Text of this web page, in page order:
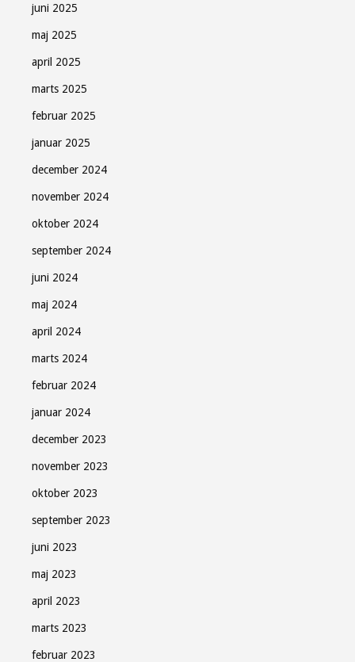
juni 2025
maj 2025
april 2025
marts 2025
februar 2025
januar 2025
december 2024
november 2024
oktober 2024
september 2024
juni 2024
maj 2024
april 2024
marts 2024
februar 2024
januar 2024
december 2023
november 2023
oktober 2023
september 2023
juni 2023
maj 2023
april 2023
marts 2023
februar 2023